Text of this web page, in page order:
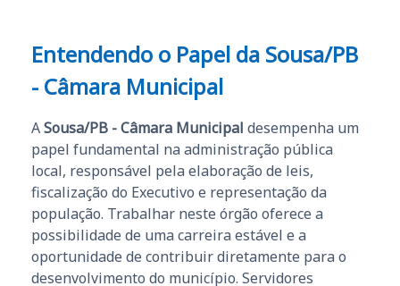
Entendendo o Papel da Sousa/PB
- Câmara Municipal
ASousa/PB - Câmara Municipal desempenha um
papel fundamental na administração pública
local, responsável pela elaboração de leis,
fiscalização do Executivo e representação da
população. Trabalhar neste órgão oferece a
possibilidade de uma carreira estável e a
oportunidade de contribuir diretamente para o
desenvolvimento do município. Servidores